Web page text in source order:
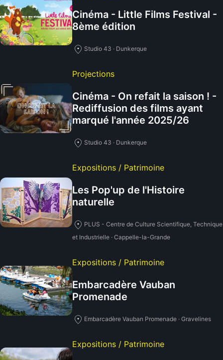
Cinéma - Little Films Festival -
8ème édition
Studio 43 · Dunkerque
Projections
Cinéma - On refait la saison ! -
Rediffusion des films ayant
marqué l'année 2025/26
Studio 43 · Dunkerque
Expositions / Patrimoine
Les Pop'up de l'Histoire
naturelle
PLUS - Centre de Culture Scientifique, Technique
et Industrielle · Cappelle-la-Grande
Expositions / Patrimoine
Embarcadère Vauban
Promenade
Embarcadère Vauban Promenade · Gravelines
Expositions / Patrimoine